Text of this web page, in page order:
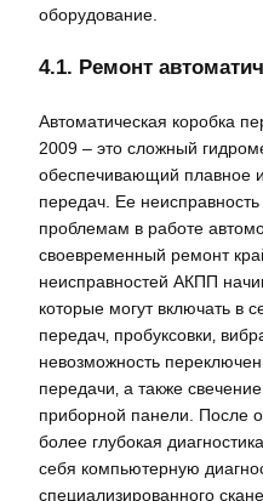
оборудование.
4.1. Ремонт
Автоматическая коробка
2009 – это сложный
обеспечивающий плавное
передач. Ее
проблемам в работе
своевременный ремонт
неисправностей АКПП
которые могут включать в
передач‚ пробуксовки‚
невозможность
передачи‚ а также
приборной панели. После
более глубокая
себя компьютерную
специализированного